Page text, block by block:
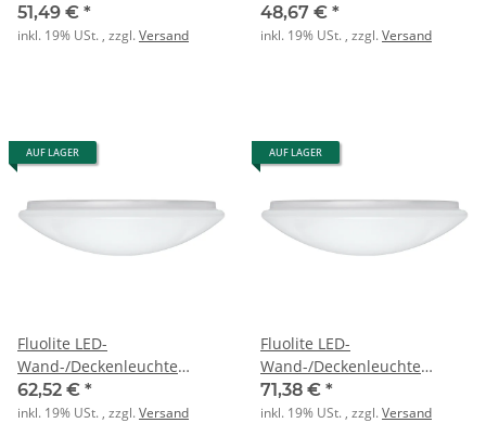
WEILER FL 2 ML MC HF 840
2500lm 20W
51,49 € *
inkl. 19% USt. , zzgl.Versand
WEILER FL 3 ML MC BASIC
840 3000lm 24W
48,67 € *
inkl. 19% USt. , zzgl.Versand
AUF LAGER
Fluolite LED-
Wand-/Deckenleuchte
WEILER FL 3 ML MC HF 840
3000lm 24W
62,52 € *
inkl. 19% USt. , zzgl.Versand
AUF LAGER
Fluolite LED-
Wand-/Deckenleuchte
WEILER FL 4 ML MC BASIC
840 4700lm 39W
71,38 € *
inkl. 19% USt. , zzgl.Versand